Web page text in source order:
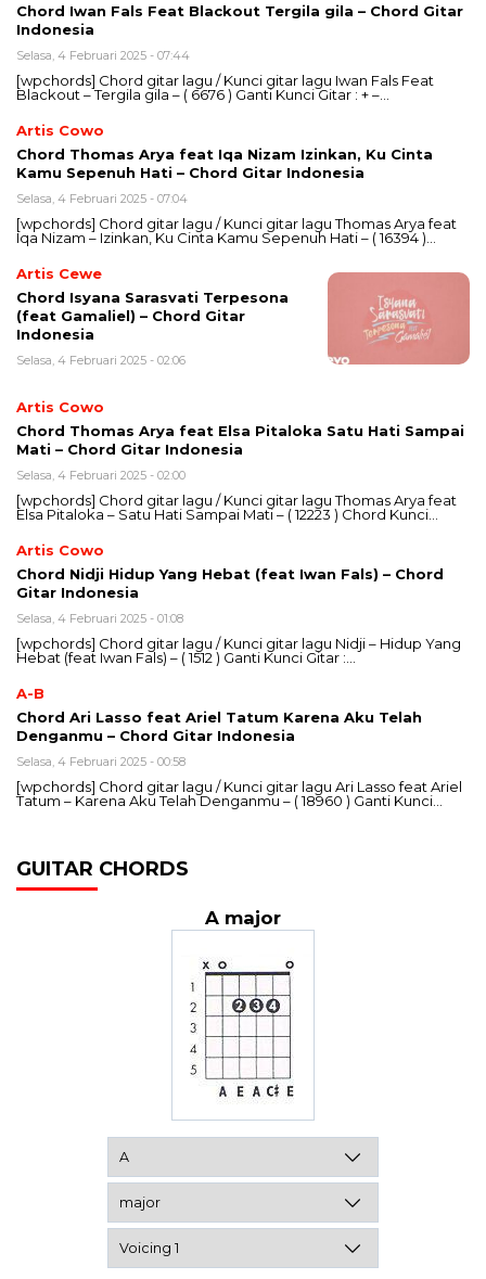
Chord Iwan Fals Feat Blackout Tergila gila – Chord Gitar
Indonesia
Selasa, 4 Februari 2025 - 07:44
[wpchords] Chord gitar lagu / Kunci gitar lagu Iwan Fals Feat
Blackout – Tergila gila – ( 6676 ) Ganti Kunci Gitar : + –…
Artis Cowo
Chord Thomas Arya feat Iqa Nizam Izinkan, Ku Cinta
Kamu Sepenuh Hati – Chord Gitar Indonesia
Selasa, 4 Februari 2025 - 07:04
[wpchords] Chord gitar lagu / Kunci gitar lagu Thomas Arya feat
Iqa Nizam – Izinkan, Ku Cinta Kamu Sepenuh Hati – ( 16394 )…
Artis Cewe
Chord Isyana Sarasvati Terpesona
(feat Gamaliel) – Chord Gitar
Indonesia
Selasa, 4 Februari 2025 - 02:06
Artis Cowo
Chord Thomas Arya feat Elsa Pitaloka Satu Hati Sampai
Mati – Chord Gitar Indonesia
Selasa, 4 Februari 2025 - 02:00
[wpchords] Chord gitar lagu / Kunci gitar lagu Thomas Arya feat
Elsa Pitaloka – Satu Hati Sampai Mati – ( 12223 ) Chord Kunci…
Artis Cowo
Chord Nidji Hidup Yang Hebat (feat Iwan Fals) – Chord
Gitar Indonesia
Selasa, 4 Februari 2025 - 01:08
[wpchords] Chord gitar lagu / Kunci gitar lagu Nidji – Hidup Yang
Hebat (feat Iwan Fals) – ( 1512 ) Ganti Kunci Gitar :…
A-B
Chord Ari Lasso feat Ariel Tatum Karena Aku Telah
Denganmu – Chord Gitar Indonesia
Selasa, 4 Februari 2025 - 00:58
[wpchords] Chord gitar lagu / Kunci gitar lagu Ari Lasso feat Ariel
Tatum – Karena Aku Telah Denganmu – ( 18960 ) Ganti Kunci…
GUITAR CHORDS
A major